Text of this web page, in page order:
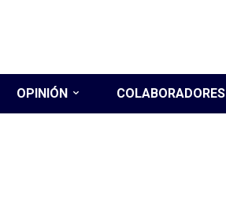
OPINIÓN COLABORADORES